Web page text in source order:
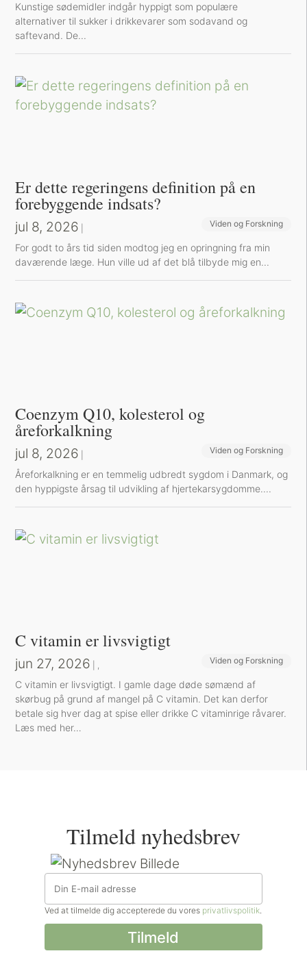
Kunstige sødemidler indgår hyppigt som populære
alternativer til sukker i drikkevarer som sodavand og
saftevand. De...
Er dette regeringens definition på en
forebyggende indsats?
jul 8, 2026 Viden og Forskning
For godt to års tid siden modtog jeg en opringning fra min
daværende læge. Hun ville ud af det blå tilbyde mig en...
Coenzym Q10, kolesterol og
åreforkalkning
jul 8, 2026 Viden og Forskning
Å​reforkalkning er en temmelig udbredt sygdom i Danmark, og
den hyppigste årsag til udvikling af hjertekarsygdomme....
C vitamin er livsvigtigt
jun 27, 2026 Sund inspiration
, Viden og Forskning
C vitamin er livsvigtigt. I gamle dage døde sømænd af
skørbug på grund af mangel på C vitamin. Det kan derfor
betale sig hver dag at spise eller drikke C vitaminrige råvarer.
Læs med her…
Tilmeld nyhedsbrev
Ved at tilmelde dig accepterede du vores privatlivspolitik.